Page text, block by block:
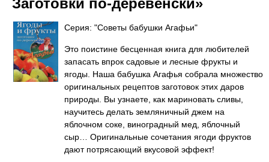
Заготовки по-деревенски»
Серия: "Советы бабушки Агафьи"
Это поистине бесценная книга для любителей
запасать впрок садовые и лесные фрукты и
ягоды. Наша бабушка Агафья собрала множество
оригинальных рецептов заготовок этих даров
природы. Вы узнаете, как мариновать сливы,
научитесь делать земляничный джем на
яблочном соке, виноградный мед, яблочный
сыр… Оригинальные сочетания ягоди фруктов
дают потрясающий вкусовой эффект!